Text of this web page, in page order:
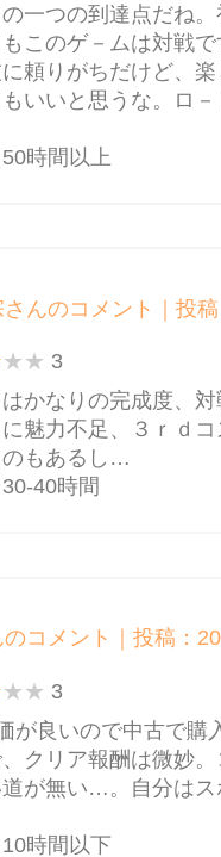
一つの到達点だね
このゲ－ムは対戦
頼りがちだけど、
いいと思うな。ロ
時間以上
んのコメント｜投
3
かなりの完成度、
魅力不足、３ｒｄ
のもあるし…
40時間
コメント｜投稿：
3
が良いので中古で
クリア報酬は微妙
が無い…。自分は
時間以下